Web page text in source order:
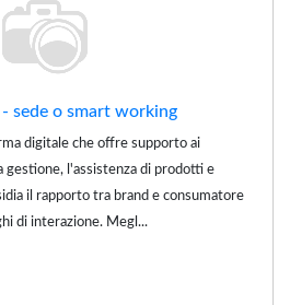
sede o smart working
digitale che offre supporto ai
gestione, l'assistenza di prodotti e
il rapporto tra brand e consumatore
di interazione. Megl...